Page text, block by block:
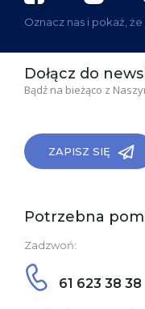
Oznacz nas i pokaż,
Dołącz do
Bądź na bieżąco z
ZAPISZ SIĘ
Potrzebna
Zadzwoń:
61 623 38 38